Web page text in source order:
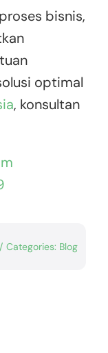
bisnis,
optimal
, konsultan
/ Categories: Blog